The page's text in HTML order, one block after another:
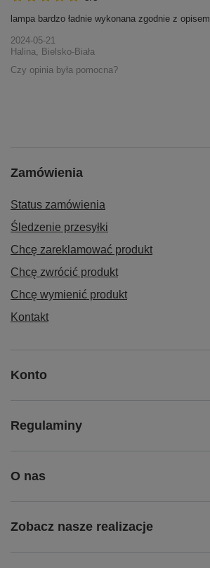
lampa bardzo ładnie wykonana zgodnie z opisem
2024-05-21
Halina, Bielsko-Biała
Czy opinia była pomocna?
Zamówienia
Status zamówienia
Śledzenie przesyłki
Chcę zareklamować produkt
Chcę zwrócić produkt
Chcę wymienić produkt
Kontakt
Konto
Regulaminy
O nas
Zobacz nasze realizacje